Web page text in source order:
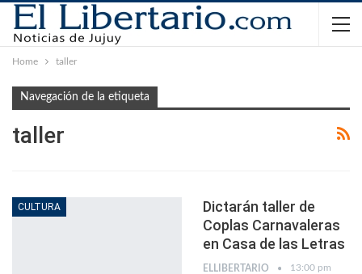
Home taller
Navegación de la etiqueta
taller
CULTURA
Dictarán taller de
Coplas Carnavaleras
en Casa de las Letras
ELLIBERTARIO 13:00 pm